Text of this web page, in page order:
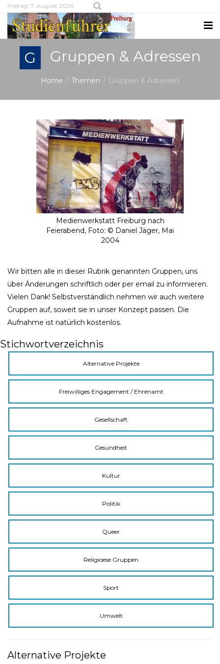
Freitag, 7. August 2026
G Gruppen & Adressen
Home Themen Gruppen & Adressen
Medienwerkstatt Freiburg nach
Feierabend, Foto: © Daniel Jäger, Mai
2004
Wir bitten alle in dieser Rubrik genannten Gruppen, uns
über Änderungen schriftlich oder per email zu informieren.
Vielen Dank! Selbstverständlich nehmen wir auch weitere
Gruppen auf, soweit sie in unser Konzept passen. Die
Aufnahme ist natürlich kostenlos.
Stichwortverzeichnis
Alternative Projekte
Freiwilliges Engagement / Ehrenamt
Gesellschaft
Gesundheit
Kultur
Politik
Queer
Religioese Gruppen
Sport
Umwelt
Alternative Projekte